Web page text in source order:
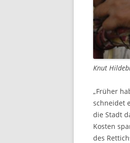
Knut
„Früher
schneidet
die Stadt
Kosten
des